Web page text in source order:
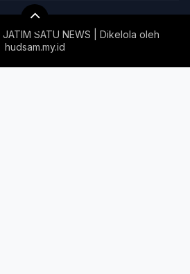
SATU NEWS | Dikelola oleh
hudsam.my.id